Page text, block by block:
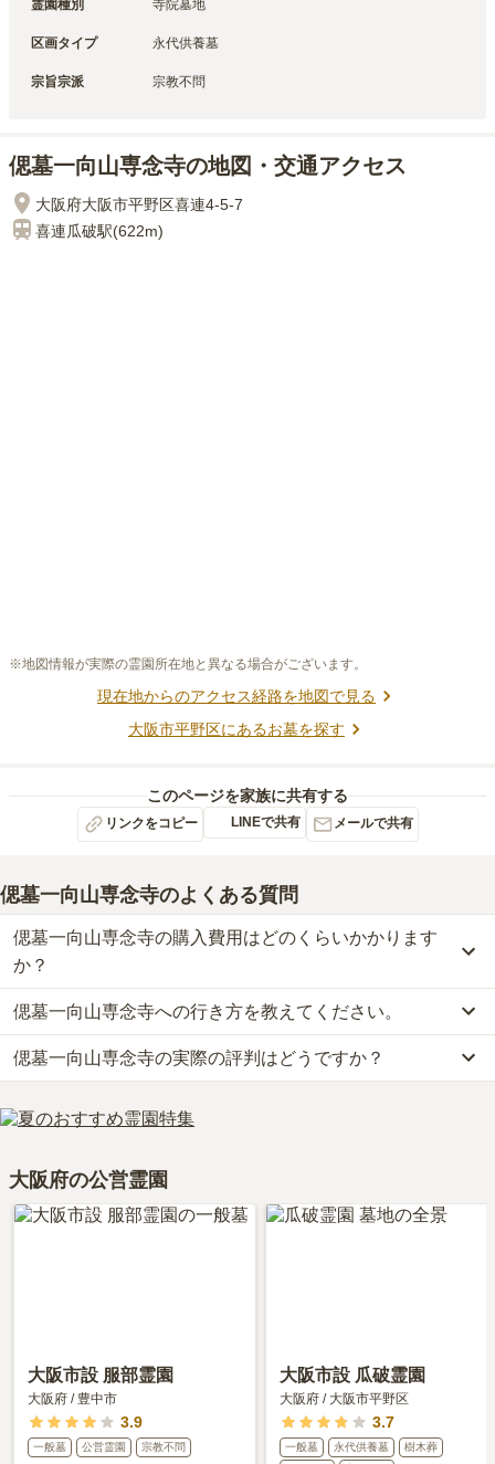
霊園種別 寺院墓地
区画タイプ 永代供養墓
宗旨宗派 宗教不問
偲墓一向山専念寺の地図・交通アクセス
大阪府大阪市平野区喜連4-5-7
喜連瓜破駅(622m)
※地図情報が実際の霊園所在地と異なる場合がございます。
現在地からのアクセス経路を地図で見る
大阪市平野区にあるお墓を探す
このページを家族に共有する
リンクをコピー LINEで共有 メールで共有
偲墓一向山専念寺のよくある質問
偲墓一向山専念寺の購入費用はどのくらいかかります
か？
偲墓一向山専念寺の現在の販売価格については現在調査中です。
お墓は、価格が高いものがよい、安いものが悪い、という訳ではあ
りません。大切なのは、ご家族が心から納得し、安心してお参りで
きる場所を選ぶことです。
偲墓一向山専念寺への行き方を教えてください。
偲墓一向山専念寺への行き方は現在調査中です。
詳細な行き方や送迎バスの有無については、資料請求で最新の情報
をご確認ください。
偲墓一向山専念寺の実際の評判はどうですか？
偲墓一向山専念寺の口コミはまだ投稿されておりません。
口コミはあくまで一つの目安です。資料請求や現地見学を通して、
大阪府の公営霊園
大阪市設 服部霊園
大阪府 / 豊中市
3.9
一般墓 公営霊園 宗教不問
大阪市設 瓜破霊園
大阪府 / 大阪市平野区
3.7
一般墓 永代供養墓
樹木葬